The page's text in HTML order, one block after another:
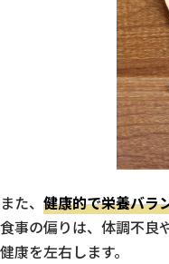
また、 健康的で栄養バラ
食事の偏りは、体調不良
健康を左右します。